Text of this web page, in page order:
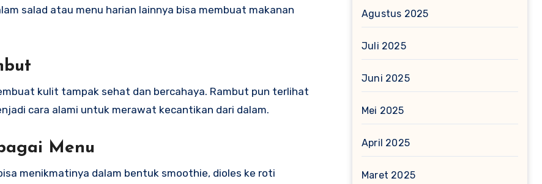
salad atau menu harian lainnya bisa membuat makanan
kulit tampak sehat dan bercahaya. Rambut pun terlihat
cara alami untuk merawat kecantikan dari dalam.
Menu
menikmatinya dalam bentuk smoothie, dioles ke roti
Agustus 2025
Juli 2025
Juni 2025
Mei 2025
April 2025
Maret 2025